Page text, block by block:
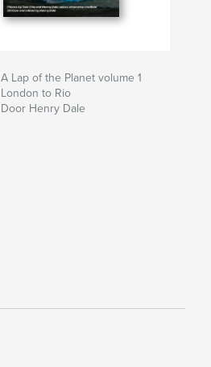
A Lap of the Planet volume 1
London to Rio
Door Henry Dale